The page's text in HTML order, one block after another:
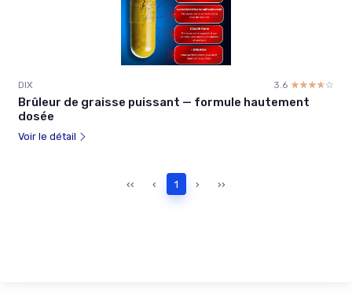
DIX 3.6 ☆☆☆☆☆
★★★★★
Brûleur de graisse puissant — formule hautement
dosée
Voir le détail
‹‹ ‹ 1 › ››